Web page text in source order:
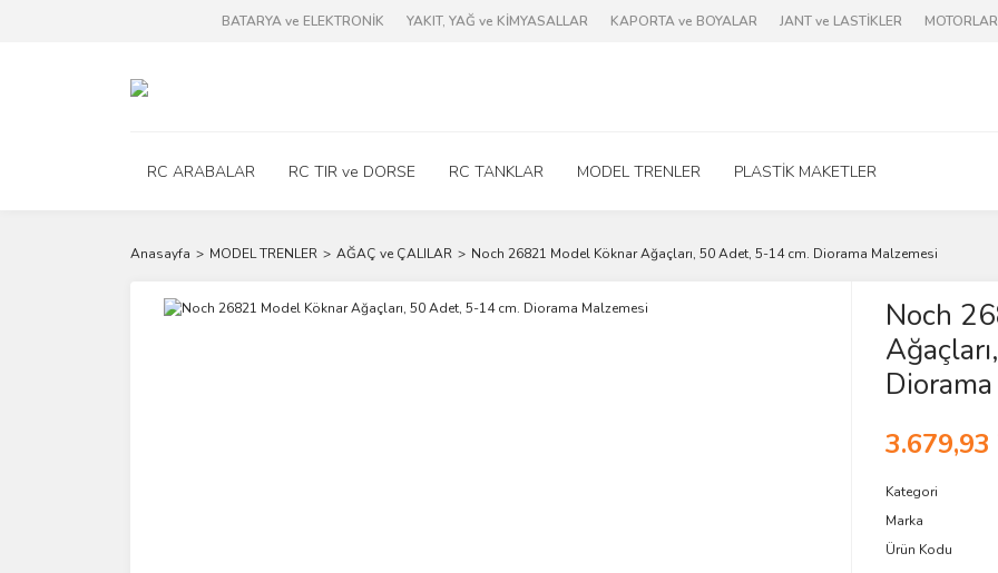
BATARYA ve ELEKTRONİK YAKIT, YAĞ ve KİMYASALLAR KAPORTA ve BOYALAR JANT ve LASTİKLER
RC ARABALAR RC TIR ve DORSE RC TANKLAR MODEL TRENLER PLASTİK MAKETLER
Anasayfa MODEL TRENLER AĞAÇ ve ÇALILAR Noch 26821 Model Köknar Ağaçları, 50 Adet, 5-14 cm. Diorama Malzemesi
Noch
3.679,93
Kategori
Marka
Ürün Kodu